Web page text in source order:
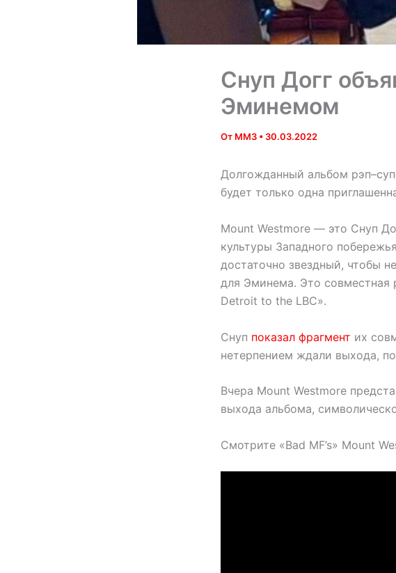
Снуп Догг
Эминемом
От MM3 • 30.03.2022
Долгожданный альбом
будет только одна
Mount Westmore — это Снуп
культуры Западного
достаточно звездный, чтобы
для Эминема. Это совместная
Detroit to the LBC».
Снуп показал фрагмент их
нетерпением ждали выхода,
Вчера Mount Westmore
выхода альбома,
Смотрите «Bad MF’s» Mount